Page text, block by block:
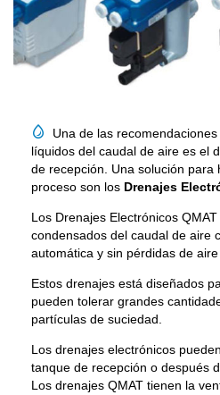

Una de las
líquidos del caudal de aire es el
de recepción. Una solución para
proceso son los Drenajes
Los Drenajes Electrónicos
condensados del caudal de aire
automática y sin pérdidas de aire
Estos drenajes está diseñados
pueden tolerar grandes
partículas de suciedad.
Los drenajes electrónicos
tanque de recepción o después
Los drenajes QMAT tienen la